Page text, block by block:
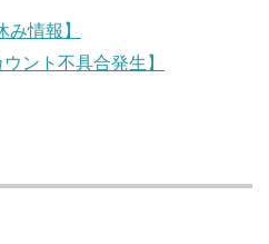
情報】
ント不具合発生】